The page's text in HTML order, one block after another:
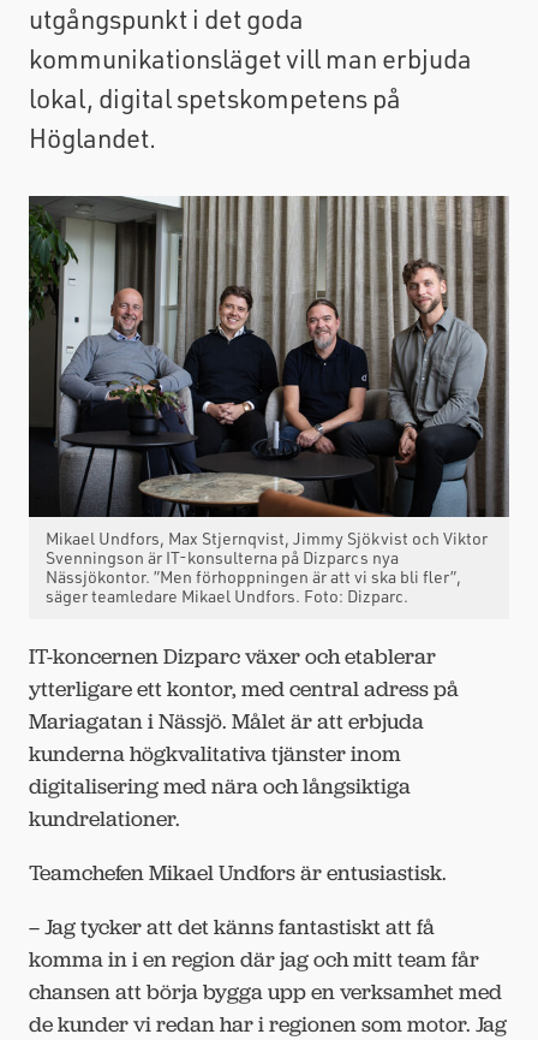
utgångspunkt i det goda
kommunikationsläget vill man erbjuda
lokal, digital spetskompetens på
Höglandet.
Mikael Undfors, Max Stjernqvist, Jimmy Sjökvist och Viktor
Svenningson är IT-konsulterna på Dizparcs nya
Nässjökontor. ”Men förhoppningen är att vi ska bli fler”,
säger teamledare Mikael Undfors. Foto: Dizparc.
IT-koncernen Dizparc växer och etablerar
ytterligare ett kontor, med central adress på
Mariagatan i Nässjö. Målet är att erbjuda
kunderna högkvalitativa tjänster inom
digitalisering med nära och långsiktiga
kundrelationer.
Teamchefen Mikael Undfors är entusiastisk.
– Jag tycker att det känns fantastiskt att få
komma in i en region där jag och mitt team får
chansen att börja bygga upp en verksamhet med
de kunder vi redan har i regionen som motor. Jag